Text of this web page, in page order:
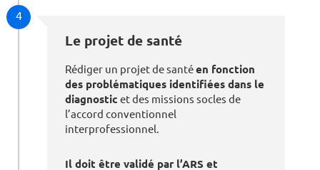
4
Le projet de santé
Rédiger un projet de santéen fonction
des problématiques identifiées dans le
diagnostic et des missions socles de
l’accord conventionnel
interprofessionnel.
Il doit être validé par l’ARS et